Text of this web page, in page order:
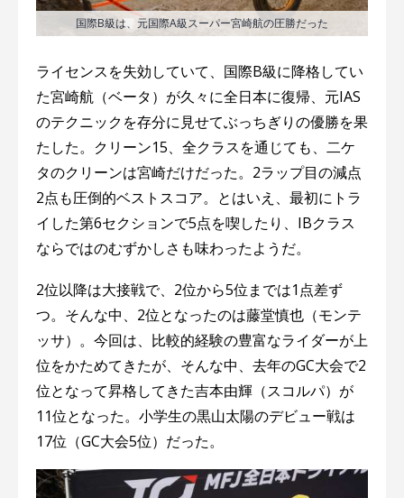
国際B級は、元国際A級スーパー宮崎航の圧勝だった
ライセンスを失効していて、国際B級に降格してい
た宮崎航（ベータ）が久々に全日本に復帰、元IAS
のテクニックを存分に見せてぶっちぎりの優勝を果
たした。クリーン15、全クラスを通じても、二ケ
タのクリーンは宮崎だけだった。2ラップ目の減点
2点も圧倒的ベストスコア。とはいえ、最初にトラ
イした第6セクションで5点を喫したり、IBクラス
ならではのむずかしさも味わったようだ。
2位以降は大接戦で、2位から5位までは1点差ず
つ。そんな中、2位となったのは藤堂慎也（モンテ
ッサ）。今回は、比較的経験の豊富なライダーが上
位をかためてきたが、そんな中、去年のGC大会で2
位となって昇格してきた吉本由輝（スコルパ）が
11位となった。小学生の黒山太陽のデビュー戦は
17位（GC大会5位）だった。